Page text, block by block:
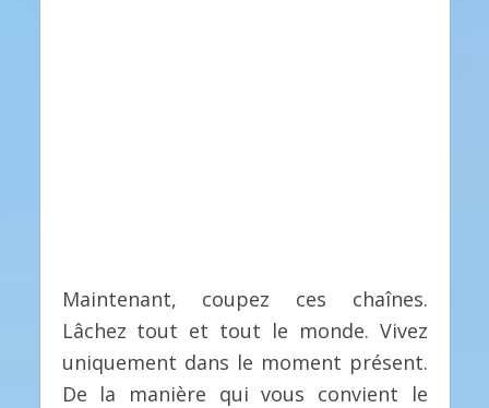
Maintenant, coupez ces chaînes.
Lâchez tout et tout le monde. Vivez
uniquement dans le moment présent.
De la manière qui vous convient le